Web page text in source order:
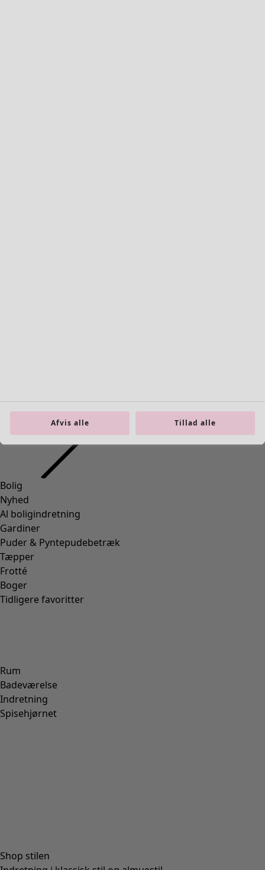
BoligÅbn menu Bolig
Bolig
Nyhed
Al boligindretning
Gardiner
Puder & Pyntepudebetræk
Tæpper
Frotté
Boger
Tidligere favoritter
Rum
Badeværelse
Indretning
Spisehjørnet
Shop stilen
Afvis alle Tillad alle